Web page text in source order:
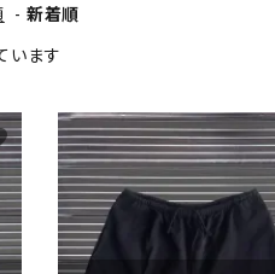
- 新着順
います